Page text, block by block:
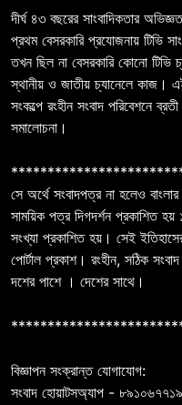
দীর্ঘ ৪৩ বছরের সাংবাদিকতার
প্রথম বেসরকারি প্রযোজনায় টিভি
তখন ছিল না বেসরকারি কোনো
স্থানীয় ও জাতীয় চ্যানেলে কাজ।
সংকল্পে রংহীন সংবাদ পরিবেশনে
সমালোচনা।
সে অর্থে সংবাদপত্র না হলেও
সাময়িক পত্র দিগদর্শন প্রকাশিত
সংখ্যা প্রকাশিত হয়। সেই
পোর্টাল প্রকাশ। রংহীন, সঠিক
দশের পাশে । দেশের সাথে।
বিজ্ঞাপন সংক্রান্ত যোগাযোগ:
সংবাদ হোয়াটসঅ্যাপ -